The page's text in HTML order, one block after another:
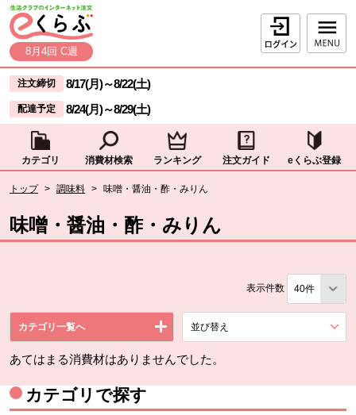
ページの先頭です。
本文へジャンプする。
8月4回 C週
ログイン
ここからサイト内共通メニューです。
サイト内共通メニューをスキップする
注文締切 8/17(月)～8/22(土)
配達予定 8/24(月)～8/29(土)
カテゴリ 消費材検索 ランキング 注文ガイド eくらぶ登録
トップ > 調味料 > 味噌・醤油・酢・みりん
味噌・醤油・酢・みりん
表示件数
カテゴリ一覧へ 並び替え
あてはまる消費材はありませんでした。
カテゴリで探す